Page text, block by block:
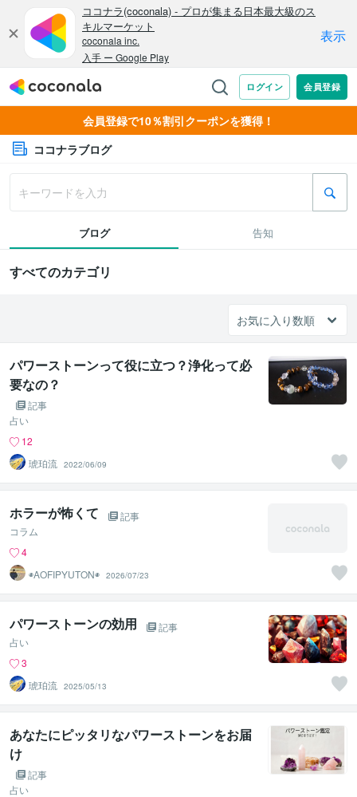
会員登録で10％割引クーポンを獲得！
ココナラブログ
ブログ 告知
すべてのカテゴリ
パワーストーンって役に立つ？浄化って必
要なの？
記事
占い
12
琥珀流 2022/06/09
ホラーが怖くて
記事
コラム
4
◉AOFIPYUTON◉ 2026/07/23
パワーストーンの効用
記事
占い
3
琥珀流 2025/05/13
あなたにピッタリなパワーストーンをお届
け
記事
占い